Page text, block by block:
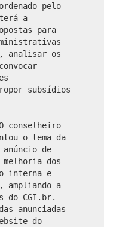
pelo
a
para
analisar os
subsídios
conselheiro
o tema da
anúncio de
melhoria dos
interna e
ampliando a
do CGI.br.
anunciadas
do